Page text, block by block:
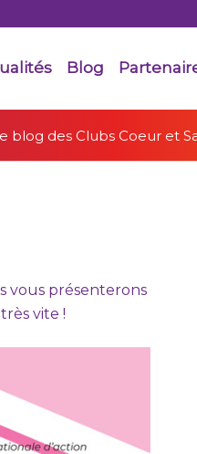
Blog
blog des Clubs Coeur et
vous présenterons
vite !